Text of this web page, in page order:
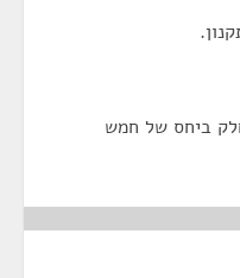
ביחס של חמש